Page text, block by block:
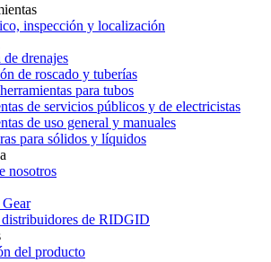
inspección y localización
drenajes
de roscado y tuberías
para tubos
de servicios públicos y de electricistas
de uso general y manuales
para sólidos y líquidos
nosotros
distribuidores de RIDGID
del producto